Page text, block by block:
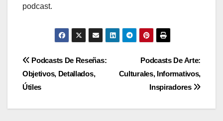
podcast.
Post
navigation
Podcasts De Arte:
Culturales, Informativos,
Inspiradores
Podcasts De Reseñas:
Objetivos, Detallados,
Útiles